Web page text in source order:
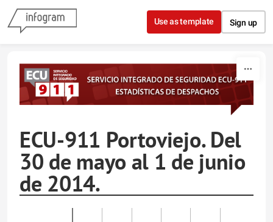
Skip to content
Use as template Sign up
ECU-911 Portoviejo. Del
30 de mayo al 1 de junio
de 2014.